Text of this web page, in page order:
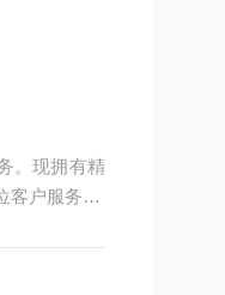
。现拥有精
客户服务！